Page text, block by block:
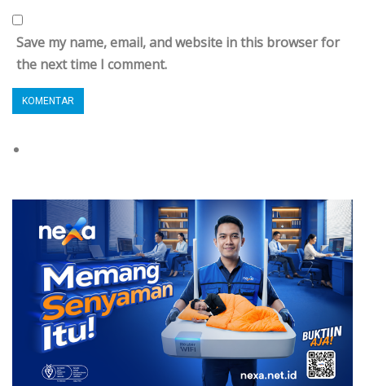
Save my name, email, and website in this browser for
the next time I comment.